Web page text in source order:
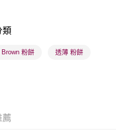
類
Brown 粉餅 透薄 粉餅
薦